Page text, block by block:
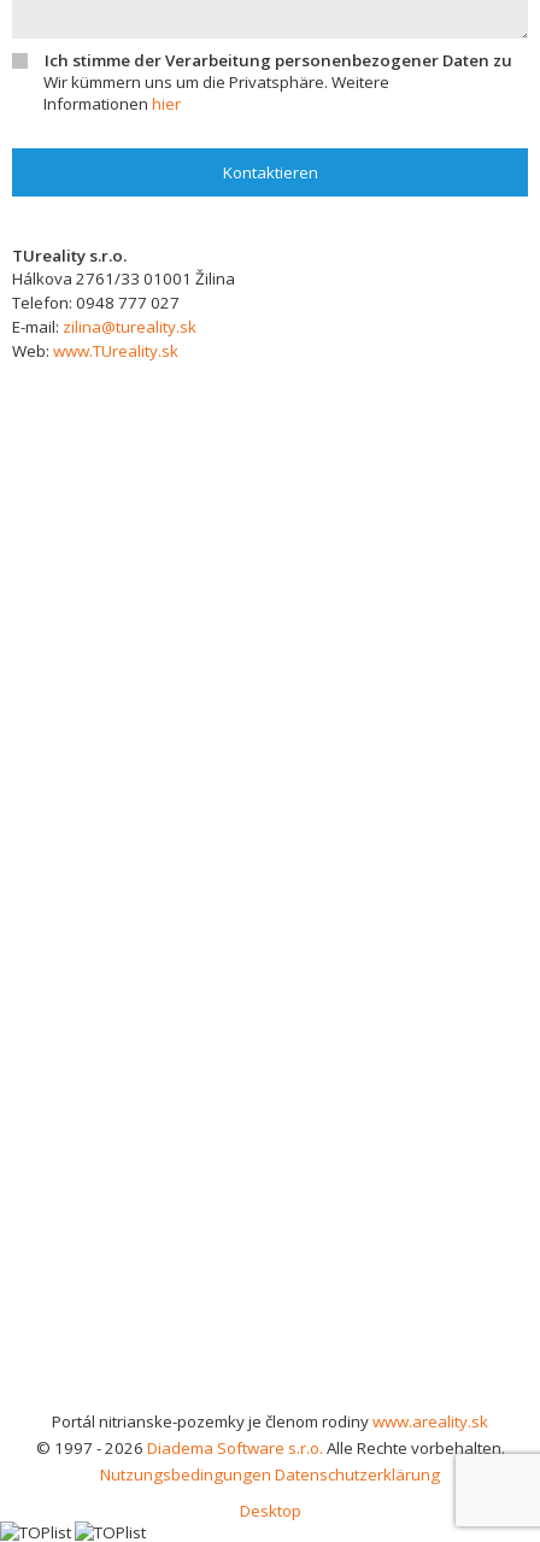
Ich stimme der Verarbeitung personenbezogener Daten zu
Wir kümmern uns um die Privatsphäre. Weitere
Informationen hier
Kontaktieren
TUreality s.r.o.
Hálkova 2761/33 01001 Žilina
Telefon: 0948 777 027
E-mail: zilina@tureality.sk
Web: www.TUreality.sk
Portál nitrianske-pozemky je členom rodinywww.areality.sk
© 1997 - 2026 Diadema Software s.r.o. Alle Rechte vorbehalten.
Nutzungsbedingungen Datenschutzerklärung
Desktop